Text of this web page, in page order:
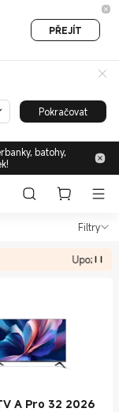
PŘEJÍT
Pokračovat
batohy,
Filtry
in
A Pro 32 2026